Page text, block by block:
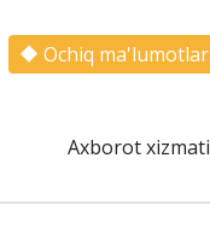
Ochiq ma'lumotlar
Axborot xizmati